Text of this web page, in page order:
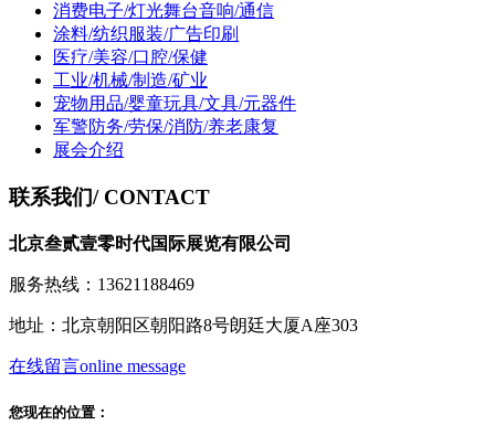
消费电子/灯光舞台音响/通信
涂料/纺织服装/广告印刷
医疗/美容/口腔/保健
工业/机械/制造/矿业
宠物用品/婴童玩具/文具/元器件
军警防务/劳保/消防/养老康复
展会介绍
联系我们/ CONTACT
北京叁贰壹零时代国际展览有限公司
服务热线：13621188469
地址：北京朝阳区朝阳路8号朗廷大厦A座303
在线留言online message
您现在的位置：